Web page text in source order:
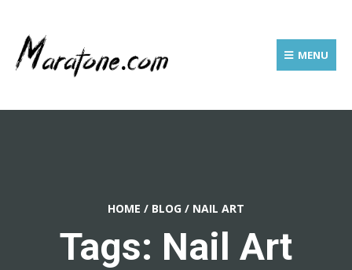
MENU
HOME / BLOG / NAIL ART
Tags: Nail Art